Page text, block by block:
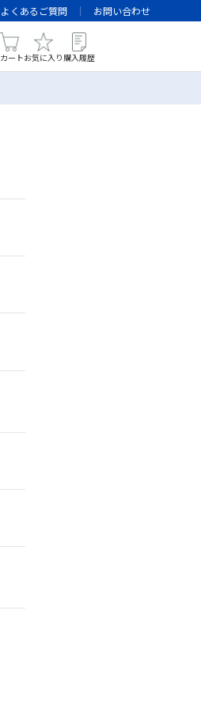
よくあるご質問 お問い合わせ
カートお気に入り 購入履歴